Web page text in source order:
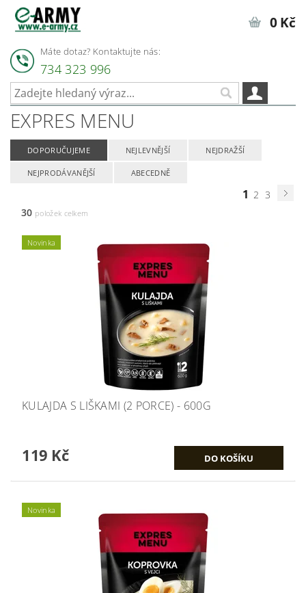
Máte dotaz? Kontaktujte nás:
734 323 996
0 Kč
EXPRES MENU
DOPORUČUJEME NEJLEVNĚJŠÍ NEJDRAŽŠÍ
NEJPRODÁVANĚJŠÍ ABECEDNĚ
1 2 3
30 položek celkem
Novinka
KULAJDA S LIŠKAMI (2 PORCE) - 600G
119 Kč
Novinka